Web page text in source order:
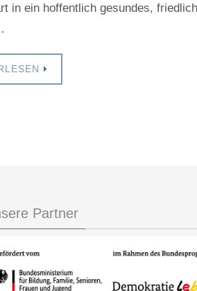
in ein hoffentlich gesundes,
Partner